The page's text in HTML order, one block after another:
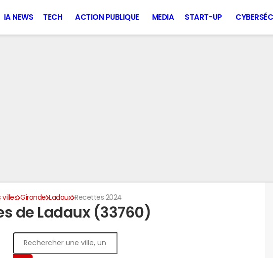
IA NEWS TECH ACTION PUBLIQUE MEDIA START-UP
villes Gironde Ladaux Recettes 2024
de Ladaux (33760)